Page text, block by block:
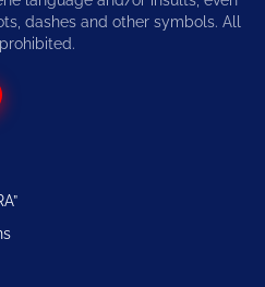
dashes and other symbols. All